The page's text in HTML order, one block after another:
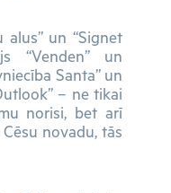
alus” un “Signet
“Venden” un
Santa” un
– ne tikai
norisi, bet arī
novadu, tās